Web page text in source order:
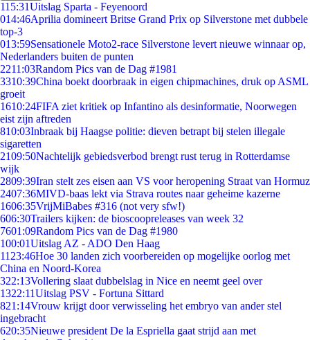
115:31Uitslag Sparta - Feyenoord
014:46Aprilia domineert Britse Grand Prix op Silverstone met dubbele
top-3
013:59Sensationele Moto2-race Silverstone levert nieuwe winnaar op,
Nederlanders buiten de punten
2211:03Random Pics van de Dag #1981
3310:39China boekt doorbraak in eigen chipmachines, druk op ASML
groeit
1610:24FIFA ziet kritiek op Infantino als desinformatie, Noorwegen
eist zijn aftreden
810:03Inbraak bij Haagse politie: dieven betrapt bij stelen illegale
sigaretten
2109:50Nachtelijk gebiedsverbod brengt rust terug in Rotterdamse
wijk
2809:39Iran stelt zes eisen aan VS voor heropening Straat van Hormuz
2407:36MIVD-baas lekt via Strava routes naar geheime kazerne
1606:35VrijMiBabes #316 (not very sfw!)
606:30Trailers kijken: de bioscoopreleases van week 32
7601:09Random Pics van de Dag #1980
100:01Uitslag AZ - ADO Den Haag
11 23:46Hoe 30 landen zich voorbereiden op mogelijke oorlog met
China en Noord-Korea
322:13Vollering slaat dubbelslag in Nice en neemt geel over
1322:11Uitslag PSV - Fortuna Sittard
821:14Vrouw krijgt door verwisseling het embryo van ander stel
ingebracht
620:35Nieuwe president De la Espriella gaat strijd aan met